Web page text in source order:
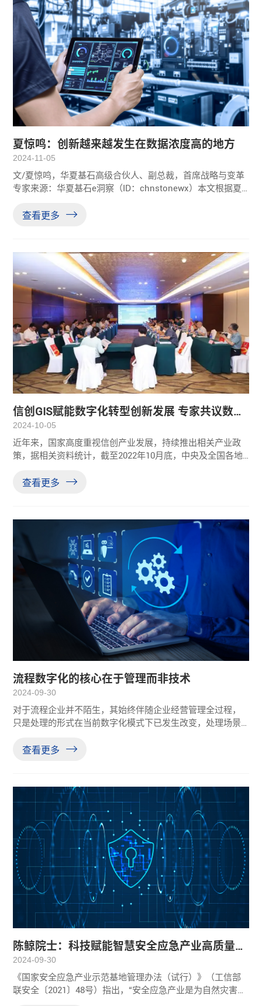
夏惊鸣：创新越来越发生在数据浓度高的地方
2024-11-05
文/夏惊鸣，华夏基石高级合伙人、副总裁，首席战略与变革
专家来源：华夏基石e洞察（ID：chnstonewx）本文根据夏
理，文章仅代表作者本人观点（未经本人审核）管理问题很
查看更多
信创GIS赋能数字化转型创新发展 专家共议数字
化转型与信息技术应用创新
2024-10-05
近年来，国家高度重视信创产业发展，持续推出相关产业政
策，据相关资料统计，截至2022年10月底，中央及全国各地
对于推进信创产业发展意义重大，中国信创产业竞争力正不
查看更多
流程数字化的核心在于管理而非技术
2024-09-30
对于流程企业并不陌生，其始终伴随企业经营管理全过程，
只是处理的形式在当前数字化模式下已发生改变，处理场景
彻底，甚至一些中小企业仍然沿用传统纸质模式进行流程审
查看更多
陈鲸院士：科技赋能智慧安全应急产业高质量发
展
2024-09-30
《国家安全应急产业示范基地管理办法（试行）》（工信部
联安全〔2021〕48号）指出，“安全应急产业是为自然灾害、